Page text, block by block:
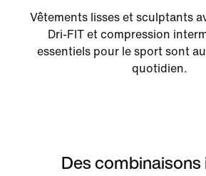
Vêtements lisses et sculptants
Dri-FIT et compression
essentiels pour le sport sont
quotidien.
Des combinaisons